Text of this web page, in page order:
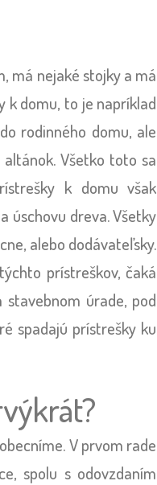
má nejaké stojky a má
k domu, to je napríklad
rodinného domu, ale
Všetko toto sa
k domu však
úschovu dreva. Všetky
alebo dodávateľsky.
prístreškov, čaká
úrade, pod
spadajú prístrešky ku
V prvom rade
spolu s odovzdaním